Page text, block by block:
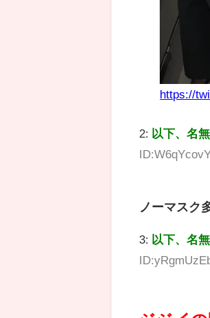
https://
2: 以下、名
ノーマスク
3: 以下、名